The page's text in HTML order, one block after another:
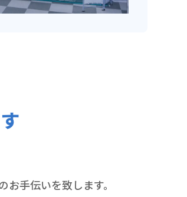
手伝いを致します。